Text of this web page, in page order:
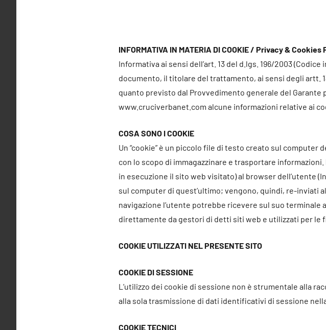
INFORMATIVA IN MATERIA DI COOKIE / Privacy & Cookies
Informativa ai sensi dell’art. 13 del d.lgs. 196/2003
documento, il titolare del trattamento, ai sensi degli artt.
quanto previsto dal Provvedimento generale del Garante
www.cruciverbanet.com alcune informazioni relative ai
COSA SONO I COOKIE
Un “cookie” è un piccolo file di testo creato sul
con lo scopo di immagazzinare e trasportare
in esecuzione il sito web visitato) al browser dell’utente
sul computer di quest’ultimo; vengono, quindi, re-inviati
navigazione l’utente potrebbe ricevere sul suo terminale
direttamente da gestori di detti siti web e utilizzati per le
COOKIE UTILIZZATI NEL PRESENTE SITO
COOKIE DI SESSIONE
L’utilizzo dei cookie di sessione non è strumentale alla
alla sola trasmissione di dati identificativi di sessione
COOKIE TECNICI